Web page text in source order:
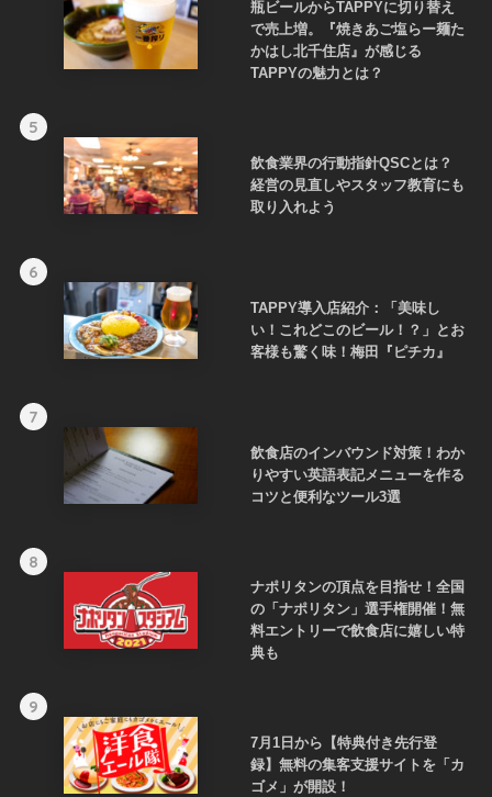
瓶ビールからTAPPYに切り替え
で売上増。『焼きあご塩らー麺た
かはし北千住店』が感じる
TAPPYの魅力とは？
5
飲食業界の行動指針QSCとは？
経営の見直しやスタッフ教育にも
取り入れよう
6
TAPPY導入店紹介：「美味し
い！これどこのビール！？」とお
客様も驚く味！梅田『ピチカ』
7
飲食店のインバウンド対策！わか
りやすい英語表記メニューを作る
コツと便利なツール3選
8
ナポリタンの頂点を目指せ！全国
の「ナポリタン」選手権開催！無
料エントリーで飲食店に嬉しい特
典も
9
7月1日から【特典付き先行登
録】無料の集客支援サイトを「カ
ゴメ」が開設！